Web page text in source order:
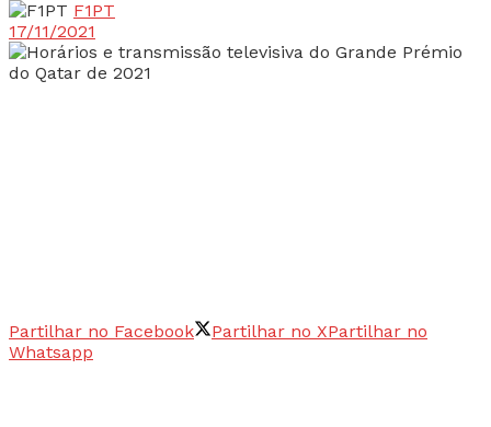
F1PT
17/11/2021
Partilhar no Facebook Partilhar no XPartilhar no
Whatsapp